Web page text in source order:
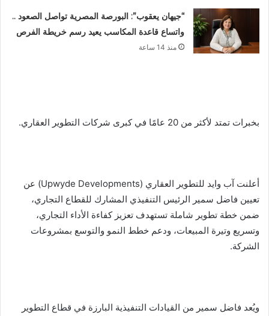
“جيهان يعقوب”: البورصة المصرية تواصل الصعود ..
واتساع قاعدة المكاسب يعيد رسم خريطة الفرص
منذ 14 ساعة
بخبرات تمتد لأكثر من 20 عامًا في كبرى شركات التطوير العقاري.
أعلنت آب وايد للتطوير العقاري (Upwyde Developments) عن
تعيين فاضل سمير الرئيس التنفيذي المشارك للقطاع التجاري،
ضمن خطة تطوير شاملة تستهدف تعزيز كفاءة الأداء التجاري،
وتسريع وتيرة المبيعات، ودعم خطط النمو والتوسع بمشروعات
الشركة.
ويُعد فاضل سمير من القيادات التنفيذية البارزة في قطاع التطوير